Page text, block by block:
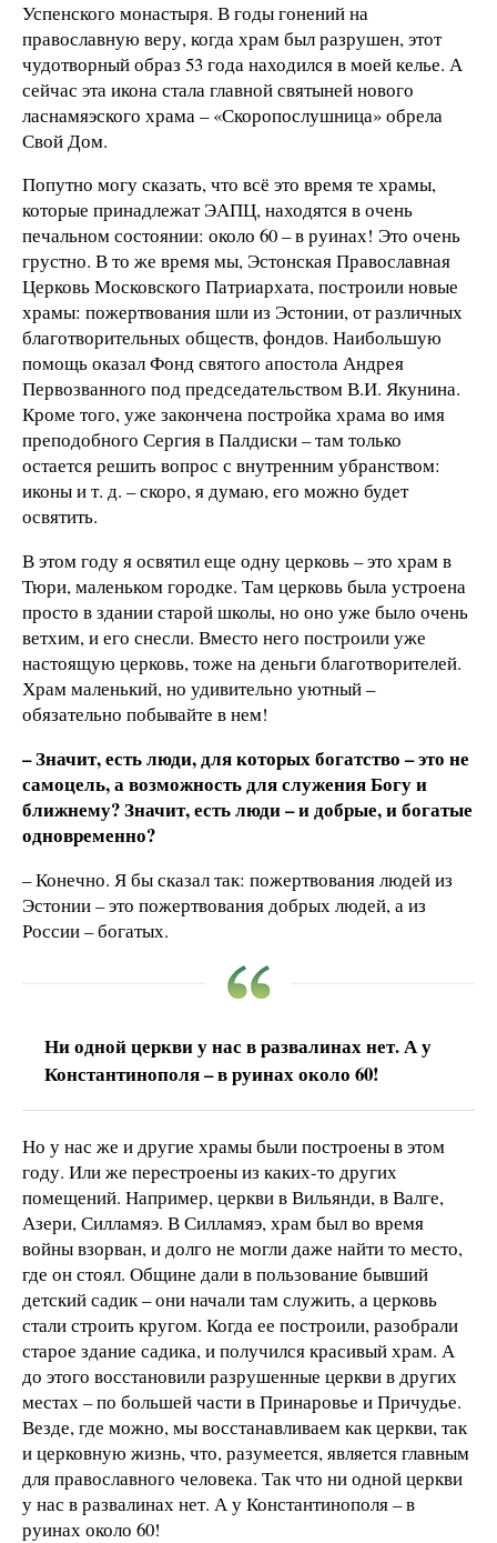
Успенского монастыря. В годы гонений на
православную веру, когда храм был разрушен, этот
чудотворный образ 53 года находился в моей келье. А
сейчас эта икона стала главной святыней нового
ласнамяэского храма – «Скоропослушница» обрела
Свой Дом.
Попутно могу сказать, что всё это время те храмы,
которые принадлежат ЭАПЦ, находятся в очень
печальном состоянии: около 60 – в руинах! Это очень
грустно. В то же время мы, Эстонская Православная
Церковь Московского Патриархата, построили новые
храмы: пожертвования шли из Эстонии, от различных
благотворительных обществ, фондов. Наибольшую
помощь оказал Фонд святого апостола Андрея
Первозванного под председательством В.И. Якунина.
Кроме того, уже закончена постройка храма во имя
преподобного Сергия в Палдиски – там только
остается решить вопрос с внутренним убранством:
иконы и т. д. – скоро, я думаю, его можно будет
освятить.
В этом году я освятил еще одну церковь – это храм в
Тюри, маленьком городке. Там церковь была устроена
просто в здании старой школы, но оно уже было очень
ветхим, и его снесли. Вместо него построили уже
настоящую церковь, тоже на деньги благотворителей.
Храм маленький, но удивительно уютный –
обязательно побывайте в нем!
– Значит, есть люди, для которых богатство – это не
самоцель, а возможность для служения Богу и
ближнему? Значит, есть люди – и добрые, и богатые
одновременно?
– Конечно. Я бы сказал так: пожертвования людей из
Эстонии – это пожертвования добрых людей, а из
России – богатых.
Ни одной церкви у нас в развалинах нет. А у
Константинополя – в руинах около 60!
Но у нас же и другие храмы были построены в этом
году. Или же перестроены из каких-то других
помещений. Например, церкви в Вильянди, в Валге,
Азери, Силламяэ. В Силламяэ, храм был во время
войны взорван, и долго не могли даже найти то место,
где он стоял. Общине дали в пользование бывший
детский садик – они начали там служить, а церковь
стали строить кругом. Когда ее построили, разобрали
старое здание садика, и получился красивый храм. А
до этого восстановили разрушенные церкви в других
местах – по большей части в Принаровье и Причудье.
Везде, где можно, мы восстанавливаем как церкви, так
и церковную жизнь, что, разумеется, является главным
для православного человека. Так что ни одной церкви
у нас в развалинах нет. А у Константинополя – в
руинах около 60!